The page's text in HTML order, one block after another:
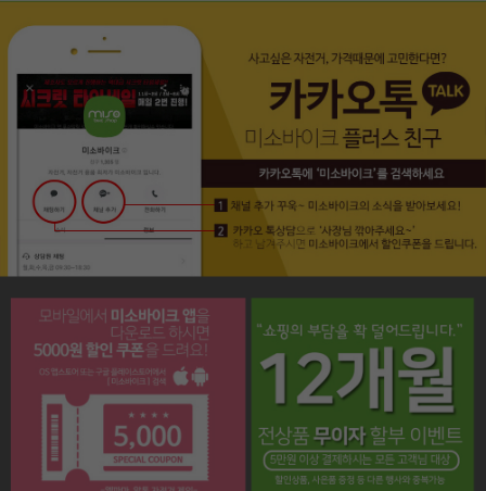
페이코 라이프